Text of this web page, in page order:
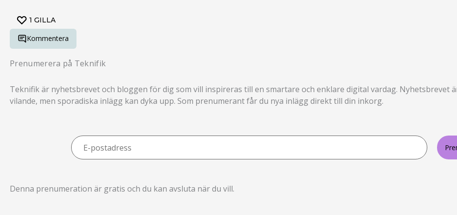
1 GILLA
Kommentera
Prenumerera på Teknifik
Teknifik är nyhetsbrevet och bloggen för dig som vill inspireras till en smartare och enklare digital vardag. Nyhetsbrevet
vilande, men sporadiska inlägg kan dyka upp. Som prenumerant får du nya inlägg direkt till din inkorg.
E-
postadress
Denna prenumeration är gratis och du kan avsluta när du vill.